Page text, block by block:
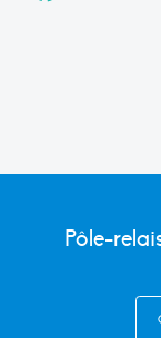
Pôle-